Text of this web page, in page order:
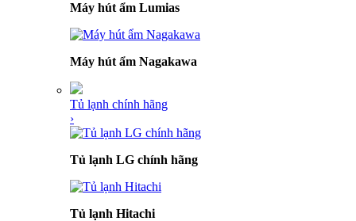
Máy hút ẩm Lumias
Máy hút ẩm Nagakawa
Tủ lạnh chính hãng
›
Tủ lạnh LG chính hãng
Tủ lạnh Hitachi